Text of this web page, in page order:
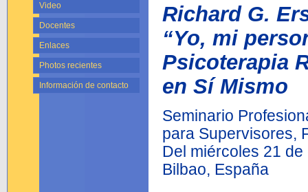
Video
Docentes
Enlaces
Photos recientes
Información de contacto
Richard G.
“Yo, mi
Psicoterapia
en Sí Mismo
Seminario
para Supervisores,
Del miércoles 21
Bilbao, España